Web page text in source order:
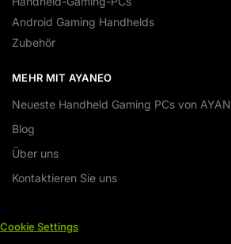
Android Gaming Handhelds
Zubehör
MEHR MIT AYANEO
Neueste Handheld Gaming PCs von
Blog
Über uns
Kontaktieren Sie uns
Cookie Settings